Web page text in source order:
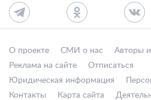
О проекте СМИ о нас Авторы
Реклама на сайте
Отписаться
Юридическая информация
Контакты
Карта сайта